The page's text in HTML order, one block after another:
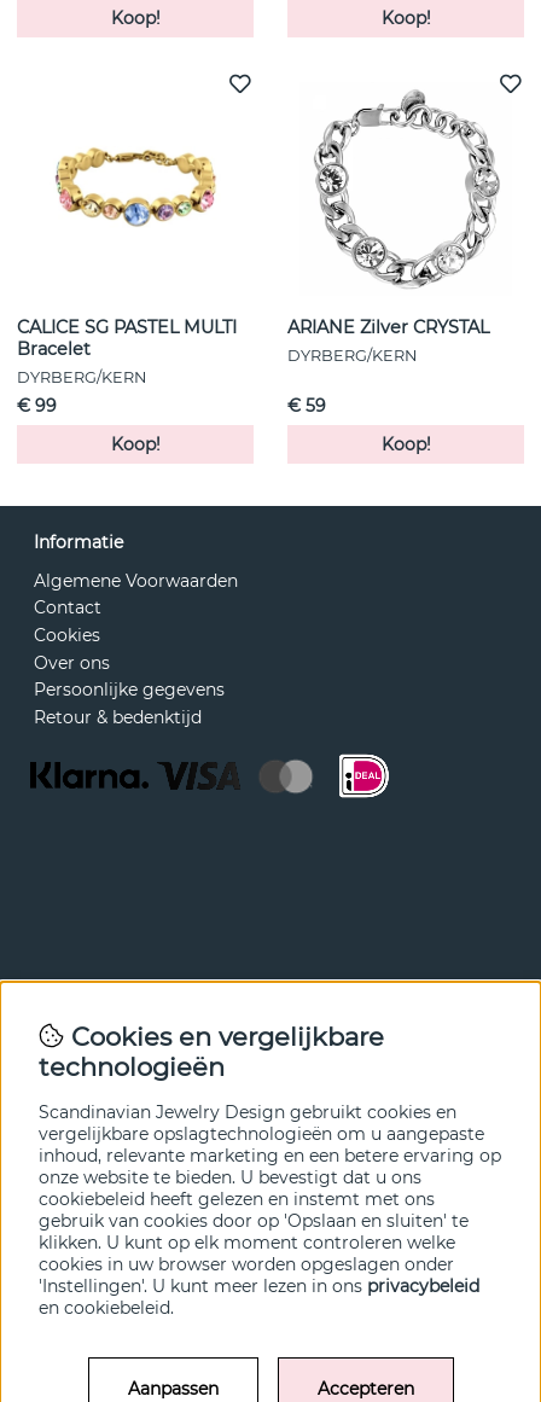
Koop!
Koop!
CALICE SG PASTEL MULTI
Bracelet
DYRBERG/KERN
€ 99
Koop!
ARIANE Zilver CRYSTAL
DYRBERG/KERN
€ 59
Koop!
Informatie
Algemene Voorwaarden
Contact
Cookies
Over ons
Persoonlijke gegevens
Retour & bedenktijd
Met onze nieuwsbrief ben je als eerste op de hoogte van
nieuws en aanbiedingen. Meld je hieronder aan.
VERZENDEN
Cookies en vergelijkbare
technologieën
Scandinavian Jewelry Design gebruikt cookies en
vergelijkbare opslagtechnologieën om u aangepaste
inhoud, relevante marketing en een betere ervaring op
onze website te bieden. U bevestigt dat u ons
cookiebeleid heeft gelezen en instemt met ons
gebruik van cookies door op 'Opslaan en sluiten' te
klikken. U kunt op elk moment controleren welke
cookies in uw browser worden opgeslagen onder
'Instellingen'. U kunt meer lezen in ons privacybeleid
en cookiebeleid.
Aanpassen Accepteren